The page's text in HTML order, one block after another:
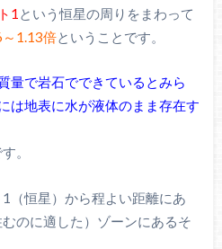
1 という恒星の周りをまわって
1.13倍ということです。
量で岩石でできているとみら
は地表に水が液体のまま存在す
。
（恒星）から程よい距離にあ
のに適した）ゾーンにあるそ